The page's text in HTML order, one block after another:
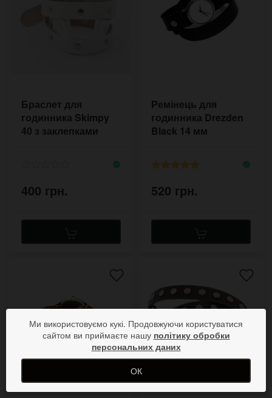
Браслет для
годинника Skimpy
40 з заклепками
400 грн.
Ремінець для
годинника Drezden
Black 14 мм
520 грн.
Ми використовуємо кукі. Продовжуючи користуватися
сайтом ви приймаєте нашу політику обробки
персональних даних
ОК